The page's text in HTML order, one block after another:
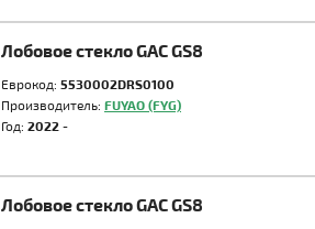
Лобовое стекло GAC GS8
Еврокод: 5530002DRS0100
Производитель: FUYAO (FYG)
Год: 2022 -
Лобовое стекло GAC GS8